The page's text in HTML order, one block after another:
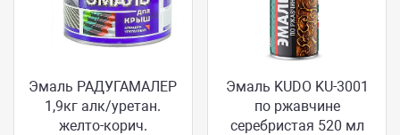
Эмаль РАДУГАМАЛЕР
1,9кг алк/уретан.
желто-корич.
Эмаль KUDO KU-3001
по ржавчине
серебристая 520 мл